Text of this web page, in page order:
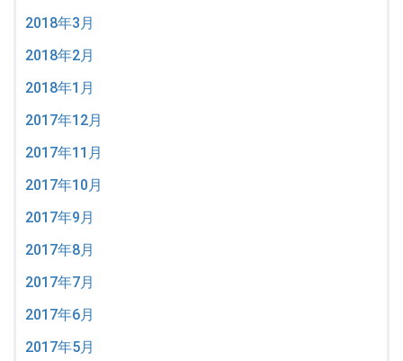
2018年3月
2018年2月
2018年1月
2017年12月
2017年11月
2017年10月
2017年9月
2017年8月
2017年7月
2017年6月
2017年5月